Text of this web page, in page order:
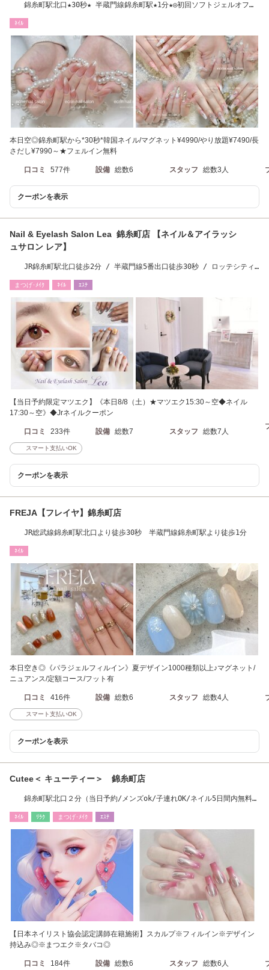
錦糸町駅北口★30秒★ 半蔵門線錦糸町駅★1分★◎初回ソフトジェルオフ無
ﾈｲﾙ
本日空◎錦糸町駅から*30秒*韓国ネイル/マグネット¥4990/やり放題¥7490/長
さだし¥7990～★フェルイン無料
口コミ 577件 設備 総数6 スタッフ 総数3人
クーポンを表示
Nail & Eyelash Salon Lea 錦糸町店 【ネイル＆アイラッシ
ュサロン レア】
JR錦糸町駅北口徒歩2分 / 半蔵門線5番出口徒歩30秒 / ロッテシティ
まつげ･ﾒｲｸ ﾈｲﾙ ｴｽﾃ
【当日予約限定マツエク】《本日8/8（土）★マツエク15:30～空◆ネイル
17:30～空》◆Jrネイルクーポン
口コミ 233件 設備 総数7 スタッフ 総数7人
スマート支払いOK
クーポンを表示
FREJA【フレイヤ】錦糸町店
JR総武線錦糸町駅北口より徒歩30秒 半蔵門線錦糸町駅より徒歩1分
ﾈｲﾙ
本日空き◎《パラジェルフィルイン》夏デザイン1000種類以上♪マグネット/
ニュアンス/定額コース/フット有
口コミ 416件 設備 総数6 スタッフ 総数4人
スマート支払いOK
クーポンを表示
Cutee＜ キューティー＞ 錦糸町店
錦糸町駅北口２分（当日予約/メンズok/子連れOK/ネイル5日間内無料保
ﾈｲﾙ ﾘﾗｸ まつげ･ﾒｲｸ ｴｽﾃ
【日本ネイリスト協会認定講師在籍施術】スカルプ※フィルイン※デザイン
持込み◎※まつエク※タバコ◎
口コミ 184件 設備 総数6 スタッフ 総数6人